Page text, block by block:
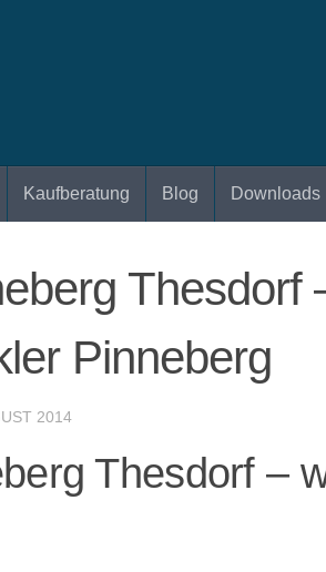
Kaufberatung Blog Downloads
Thesdorf
Pinneberg
2014
Thesdorf –